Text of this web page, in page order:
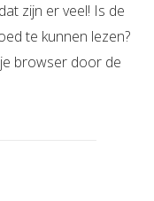
zijn er veel! Is de
te kunnen lezen?
browser door de